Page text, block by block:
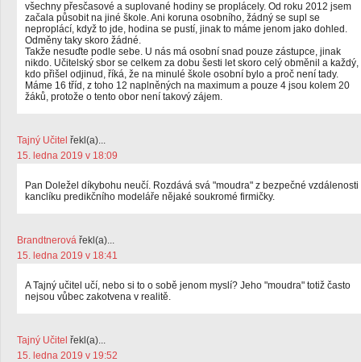
všechny přesčasové a suplované hodiny se proplácely. Od roku 2012 jsem
začala působit na jiné škole. Ani koruna osobního, žádný se supl se
neproplácí, když to jde, hodina se pustí, jinak to máme jenom jako dohled.
Odměny taky skoro žádné.
Takže nesuďte podle sebe. U nás má osobní snad pouze zástupce, jinak
nikdo. Učitelský sbor se celkem za dobu šesti let skoro celý obměnil a každý,
kdo přišel odjinud, říká, že na minulé škole osobní bylo a proč není tady.
Máme 16 tříd, z toho 12 naplněných na maximum a pouze 4 jsou kolem 20
žáků, protože o tento obor není takový zájem.
Tajný Učitel řekl(a)...
15. ledna 2019 v 18:09
Pan Doležel díkybohu neučí. Rozdává svá "moudra" z bezpečné vzdálenosti
kanclíku predikčního modeláře nějaké soukromé firmičky.
Brandtnerová řekl(a)...
15. ledna 2019 v 18:41
A Tajný učitel učí, nebo si to o sobě jenom myslí? Jeho "moudra" totiž často
nejsou vůbec zakotvena v realitě.
Tajný Učitel řekl(a)...
15. ledna 2019 v 19:52